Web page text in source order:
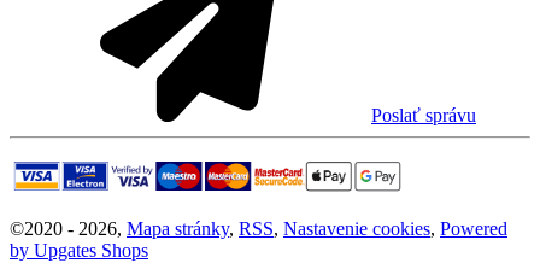
Poslať správu
©2020 - 2026, Mapa stránky, RSS, Nastavenie cookies, Powered
by Upgates Shops